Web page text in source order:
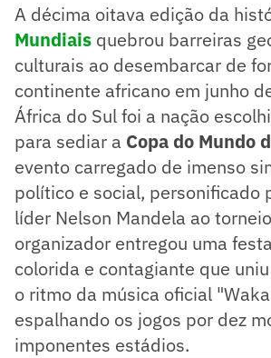
final com um gol de Andrés Iniesta na
garantindo seu primeiro título mundial.
A competição foi marcada por vexames
seleções como França e Itália, além da
jornada de Gana até as quartas de final.
Resumo supervisionado pelo jornalista!
A décima oitava edição da
Mundiais quebrou barreiras
culturais ao desembarcar de
continente africano em junho
África do Sul foi a nação
para sediar a Copa do Mundo
evento carregado de imenso
político e social, personificado
líder Nelson Mandela ao
organizador entregou uma
colorida e contagiante que
o ritmo da música oficial
espalhando os jogos por dez
imponentes estádios.